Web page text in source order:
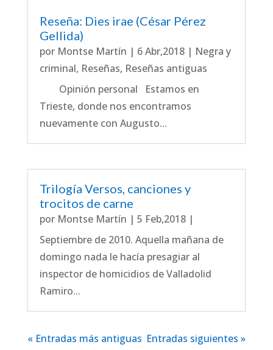
Reseña: Dies irae (César Pérez
Gellida)
por Montse Martín | 6 Abr,2018| Negra y
criminal, Reseñas, Reseñas antiguas
Opinión personal Estamos en
Trieste, donde nos encontramos
nuevamente con Au­gusto...
Trilogía Versos, canciones y
trocitos de carne
por Montse Martín | 5 Feb,2018|
Septiembre de 2010. Aquella mañana de
domingo nada le hacía presagiar al
inspector de homicidios de Valladolid
Ramiro...
« Entradas más antiguas Entradas siguientes »